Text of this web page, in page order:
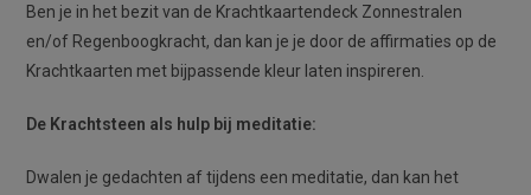
Ben je in het bezit van de Krachtkaartendeck Zonnestralen
en/of Regenboogkracht, dan kan je je door de affirmaties op de
Krachtkaarten met bijpassende kleur laten inspireren.
De Krachtsteen als hulp bij meditatie:
Dwalen je gedachten af tijdens een meditatie, dan kan het